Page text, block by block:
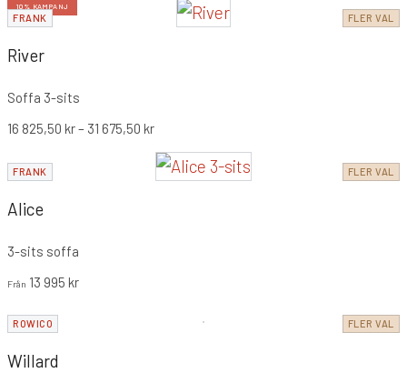
10% KAMPANJ
FRANK FLER VAL
River
Soffa 3-sits
16 825,50 kr– 31 675,50 kr
FRANK FLER VAL
Alice
3-sits soffa
Från 13 995 kr
ROWICO FLER VAL
Willard